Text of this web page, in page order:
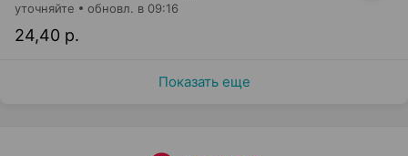
24,40 р.
уточняйте обновл. в 09:16
Показать еще